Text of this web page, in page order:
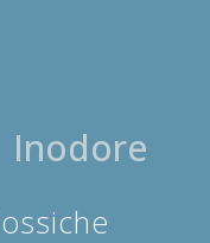
Inodore